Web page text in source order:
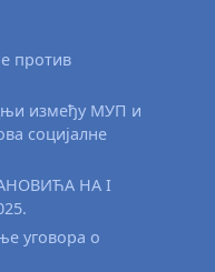
против
између МУП и
социјалне
НА I
уговора о